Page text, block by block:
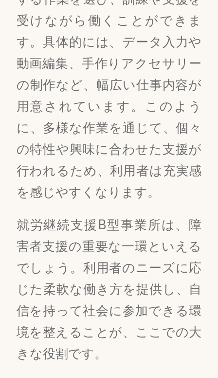
受けながら働くことができま
す。具体的には、データ入力や
動画編集、手作りアクセサリー
の制作など、幅広い仕事内容が
用意されています。このよう
に、多様な作業を通じて、個々
の特性や興味に合わせた支援が
行われるため、利用者は充実感
を感じやすくなります。
就労継続支援B型事業所は、障
害者支援の重要な一環といえる
でしょう。利用者のニーズに応
じた柔軟な働き方を提供し、自
信を持って社会に参加できる環
境を整えることが、ここでの大
きな役割です。